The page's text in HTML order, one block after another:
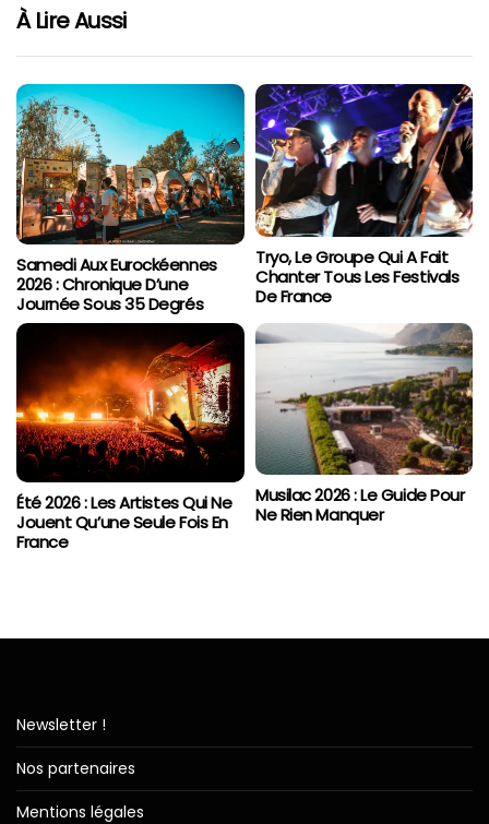
À Lire Aussi
Samedi Aux Eurockéennes
2026 : Chronique D’une
Journée Sous 35 Degrés
Tryo, Le Groupe Qui A Fait
Chanter Tous Les Festivals
De France
Été 2026 : Les Artistes Qui Ne
Jouent Qu’une Seule Fois En
France
Musilac 2026 : Le Guide Pour
Ne Rien Manquer
Newsletter !
Nos partenaires
Mentions légales